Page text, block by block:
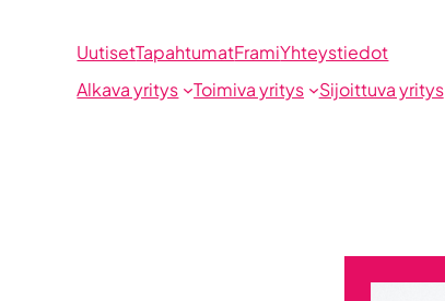
UutisetTapahtumatFramiYhteystiedot
Alkava yritys
Toimiva yritys Sijoittuva yritys